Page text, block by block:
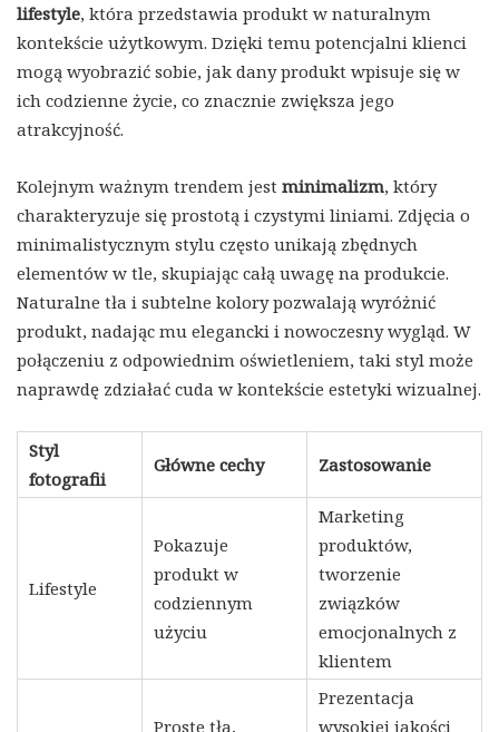
lifestyle, która przedstawia produkt w naturalnym
kontekście użytkowym. Dzięki temu potencjalni klienci
mogą wyobrazić sobie, jak dany produkt wpisuje się w
ich codzienne życie, co znacznie zwiększa jego
atrakcyjność.
Kolejnym ważnym trendem jest minimalizm, który
charakteryzuje się prostotą i czystymi liniami. Zdjęcia o
minimalistycznym stylu często unikają zbędnych
elementów w tle, skupiając całą uwagę na produkcie.
Naturalne tła i subtelne kolory pozwalają wyróżnić
produkt, nadając mu elegancki i nowoczesny wygląd. W
połączeniu z odpowiednim oświetleniem, taki styl może
naprawdę zdziałać cuda w kontekście estetyki wizualnej.
Styl
fotografii
Główne cechy Zastosowanie
Lifestyle
Pokazuje
produkt w
codziennym
użyciu
Marketing
produktów,
tworzenie
związków
emocjonalnych z
klientem
Proste tła,
Prezentacja
wysokiej jakości